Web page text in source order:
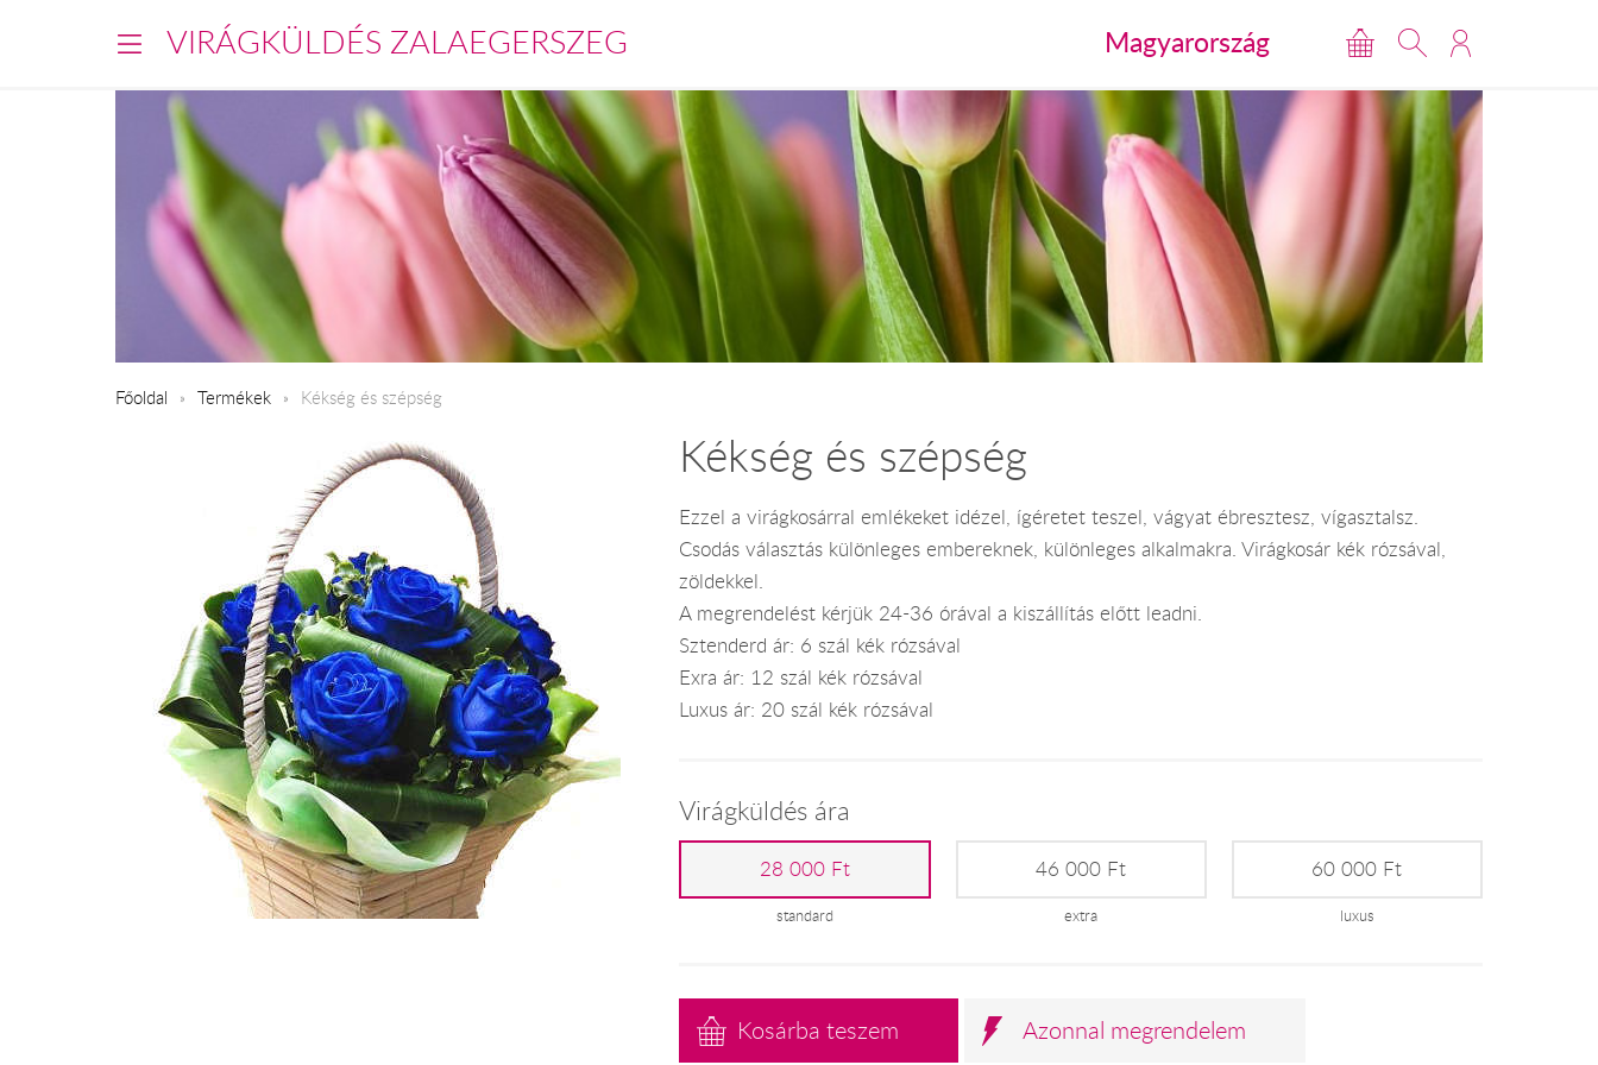
VIRÁGKÜLDÉS ZALAEGERSZEG Magyarország
Főoldal Termékek Kékség és szépség
Kékség és szépség
Ezzel a virágkosárral emlékeket idézel, ígéretet teszel, vágyat ébresztesz, vígasztalsz.
Csodás választás különleges embereknek, különleges alkalmakra. Virágkosár kék rózsával,
zöldekkel.
A megrendelést kérjük 24-36 órával a kiszállítás előtt leadni.
Sztenderd ár: 6 szál kék rózsával
Exra ár: 12 szál kék rózsával
Luxus ár: 20 szál kék rózsával
Virágküldés ára
28 000 Ft
standard
46 000 Ft
extra
60 000 Ft
luxus
Kosárba teszem Azonnal megrendelem